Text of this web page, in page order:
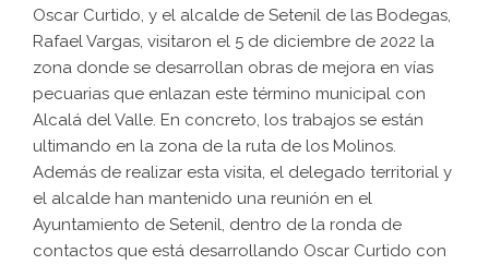
Oscar Curtido, y el alcalde de Setenil de las Bodegas,
Rafael Vargas, visitaron el 5 de diciembre de 2022 la
zona donde se desarrollan obras de mejora en vías
pecuarias que enlazan este término municipal con
Alcalá del Valle. En concreto, los trabajos se están
ultimando en la zona de la ruta de los Molinos.
Además de realizar esta visita, el delegado territorial y
el alcalde han mantenido una reunión en el
Ayuntamiento de Setenil, dentro de la ronda de
contactos que está desarrollando Oscar Curtido con